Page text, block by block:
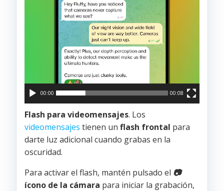
00:00 00:08
Flash para videomensajes. Los
videomensajes tienen un flash frontal para
darte luz adicional cuando grabas en la
oscuridad.
Para activar el flash, mantén pulsado el 📷
ícono de la cámara para iniciar la grabación,